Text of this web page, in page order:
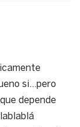
si…pero
depende